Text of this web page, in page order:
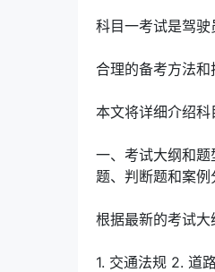
科目一考试是驾驶
合理的备考方法和
本文将详细介绍科
一、考试大纲和
题、判断题和案例
根据最新的考试大
1. 交通法规 2. 道